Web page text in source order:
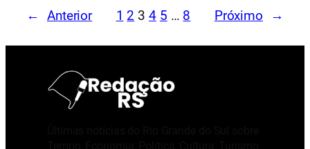
← Anterior 1 2 3 4 5 … 8 Próximo →